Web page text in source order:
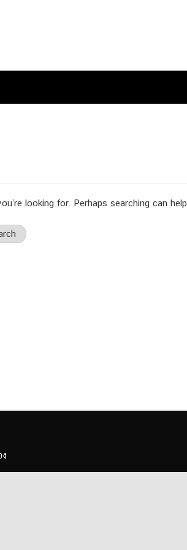
looking for. Perhaps searching can help.